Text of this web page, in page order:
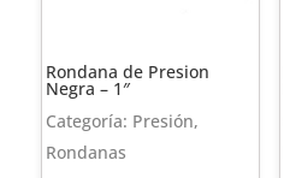
Rondana de Presion
Negra – 1″
Categoría: Presión,
Rondanas